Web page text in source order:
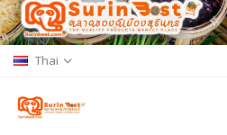
Thai